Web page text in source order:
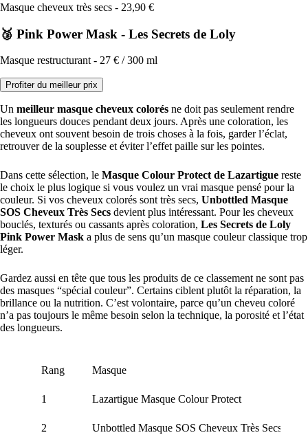
Masque cheveux très secs - 23,90 €
🥉 Pink Power Mask - Les Secrets de Loly
Masque restructurant - 27 € / 300 ml
Profiter du meilleur prix
Un meilleur masque cheveux colorés ne doit pas seulement rendre
les longueurs douces pendant deux jours. Après une coloration, les
cheveux ont souvent besoin de trois choses à la fois, garder l’éclat,
retrouver de la souplesse et éviter l’effet paille sur les pointes.
Dans cette sélection, le Masque Colour Protect de Lazartigue reste
le choix le plus logique si vous voulez un vrai masque pensé pour la
couleur. Si vos cheveux colorés sont très secs, Unbottled Masque
SOS Cheveux Très Secs devient plus intéressant. Pour les cheveux
bouclés, texturés ou cassants après coloration, Les Secrets de Loly
Pink Power Mask a plus de sens qu’un masque couleur classique trop
léger.
Gardez aussi en tête que tous les produits de ce classement ne sont pas
des masques “spécial couleur”. Certains ciblent plutôt la réparation, la
brillance ou la nutrition. C’est volontaire, parce qu’un cheveu coloré
n’a pas toujours le même besoin selon la technique, la porosité et l’état
des longueurs.
Rang Masque
1 Lazartigue Masque Colour Protect
2 Unbottled Masque SOS Cheveux Très Secs